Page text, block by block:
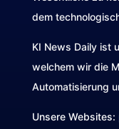
dem
KI News Daily ist
welchem wir die
Automatisierung
Unsere Websites: